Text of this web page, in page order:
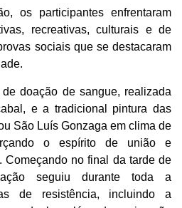
os participantes enfrentaram
recreativas, culturais e de
sociais que se destacaram
doação de sangue, realizada
e a tradicional pintura das
São Luís Gonzaga em clima de
o espírito de união e
Começando no final da tarde de
seguiu durante toda a
de resistência, incluindo a